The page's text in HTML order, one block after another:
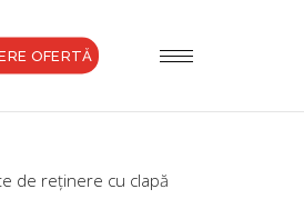
OFERTĂ
de reținere cu clapă